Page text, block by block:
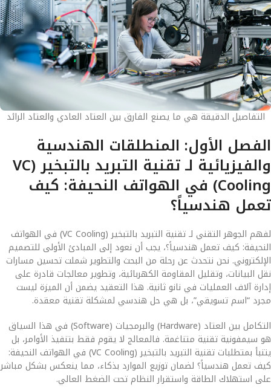
التفاصيل الدقيقة هي ما يصنع الفارق بين العتاد العادي والعتاد الرائد
الفصل الأول: المنطلقات الهندسية
والفيزيائية لـ تقنية التبريد بالتبخير (VC
Cooling) في الهواتف النحيفة: كيف
تعمل هندسياً؟
لفهم الجوهر التقني لـ تقنية التبريد بالتبخير (VC Cooling) في الهواتف
النحيفة: كيف تعمل هندسياً؟، يجب أن نعود إلى المبادئ الأولى للتصميم
الإلكتروني. نحن نتحدث عن رحلة من البحث والتطوير شملت تحسين مسارات
نقل البيانات، وتقليل المقاومة الكهربائية، وتطوير معالجات قادرة على
إدارة آلاف العمليات في نانو ثانية. هذا التعقيد يضمن أن الميزة ليست
مجرد “اسم تسويقي”، بل هي حل هندسي لمشكلة تقنية معقدة.
التكامل بين العتاد (Hardware) والبرمجيات (Software) في هذا السياق
هو سيمفونية تقنية متناغمة. فالمعالج لا يقوم فقط بتنفيذ الأوامر، بل
يتنبأ بمتطلبات تقنية التبريد بالتبخير (VC Cooling) في الهواتف النحيفة:
كيف تعمل هندسياً؟ لضمان توزيع الموارد بذكاء، مما ينعكس بشكل مباشر
على استهلاك الطاقة واستقرار النظام تحت الضغط العالي.